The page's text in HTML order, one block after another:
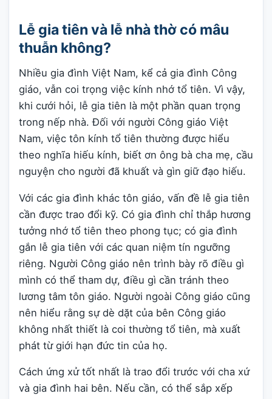
Lễ gia tiên và lễ nhà thờ có mâu
thuẫn không?
Nhiều gia đình Việt Nam, kể cả gia đình Công
giáo, vẫn coi trọng việc kính nhớ tổ tiên. Vì vậy,
khi cưới hỏi, lễ gia tiên là một phần quan trọng
trong nếp nhà. Đối với người Công giáo Việt
Nam, việc tôn kính tổ tiên thường được hiểu
theo nghĩa hiếu kính, biết ơn ông bà cha mẹ, cầu
nguyện cho người đã khuất và gìn giữ đạo hiếu.
Với các gia đình khác tôn giáo, vấn đề lễ gia tiên
cần được trao đổi kỹ. Có gia đình chỉ thắp hương
tưởng nhớ tổ tiên theo phong tục; có gia đình
gắn lễ gia tiên với các quan niệm tín ngưỡng
riêng. Người Công giáo nên trình bày rõ điều gì
mình có thể tham dự, điều gì cần tránh theo
lương tâm tôn giáo. Người ngoài Công giáo cũng
nên hiểu rằng sự dè dặt của bên Công giáo
không nhất thiết là coi thường tổ tiên, mà xuất
phát từ giới hạn đức tin của họ.
Cách ứng xử tốt nhất là trao đổi trước với cha xứ
và gia đình hai bên. Nếu cần, có thể sắp xếp